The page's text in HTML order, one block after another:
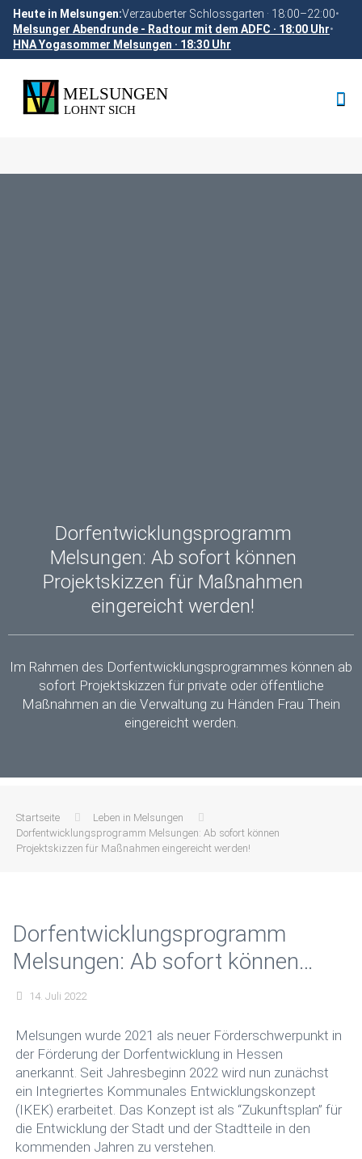
Heute in Melsungen:Verzauberter Schlossgarten · 18:00–22:00•
Melsunger Abendrunde - Radtour mit dem ADFC · 18:00 Uhr•
HNA Yogasommer Melsungen · 18:30 Uhr
Dorfentwicklungsprogramm
Melsungen: Ab sofort können
Projektskizzen für Maßnahmen
eingereicht werden!
Im Rahmen des Dorfentwicklungsprogrammes können ab
sofort Projektskizzen für private oder öffentliche
Maßnahmen an die Verwaltung zu Händen Frau Thein
eingereicht werden.
Startseite
Leben in Melsungen
Dorfentwicklungsprogramm Melsungen: Ab sofort können
Projektskizzen für Maßnahmen eingereicht werden!
Dorfentwicklungsprogramm
Melsungen: Ab sofort können
Projektskizzen für Maßnahmen
14. Juli 2022
Melsungen wurde 2021 als neuer Förderschwerpunkt in
der Förderung der Dorfentwicklung in Hessen
anerkannt. Seit Jahresbeginn 2022 wird nun zunächst
ein Integriertes Kommunales Entwicklungskonzept
(IKEK) erarbeitet. Das Konzept ist als “Zukunftsplan” für
die Entwicklung der Stadt und der Stadtteile in den
kommenden Jahren zu verstehen.